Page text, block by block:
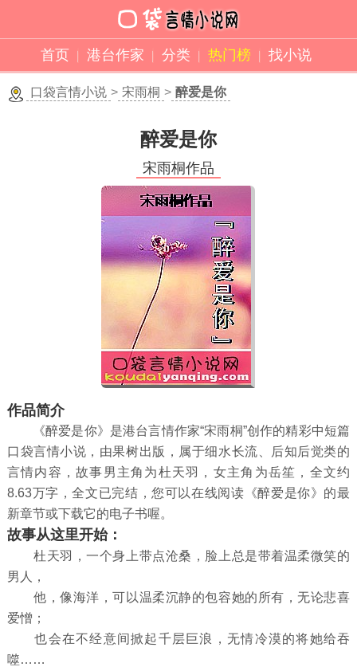
首页 港台作家 分类 热门榜 找小说
口袋言情小说 > 宋雨桐 > 醉爱是你
醉爱是你
宋雨桐作品
作品简介
《醉爱是你》是港台言情作家“宋雨桐”创作的精彩中短篇
口袋言情小说，由果树出版，属于细水长流、后知后觉类的
言情内容，故事男主角为杜天羽，女主角为岳笙，全文约
8.63万字，全文已完结，您可以在线阅读《醉爱是你》的最
新章节或下载它的电子书喔。
故事从这里开始：
杜天羽，一个身上带点沧桑，脸上总是带着温柔微笑的
男人，
他，像海洋，可以温柔沉静的包容她的所有，无论悲喜
爱憎；
也会在不经意间掀起千层巨浪，无情冷漠的将她给吞
噬……